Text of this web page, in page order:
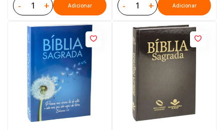
- + Adicionar - + Adicionar